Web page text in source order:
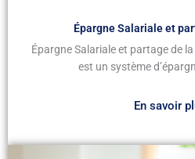
Épargne Salariale et
Épargne Salariale et partage de
est un système
En savoir